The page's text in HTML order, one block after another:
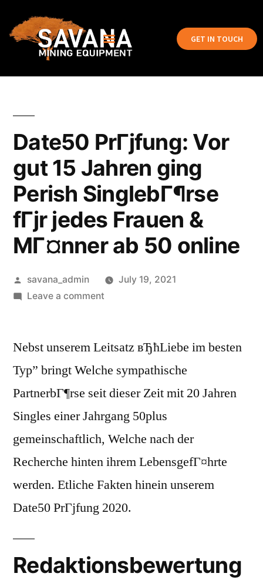
GET IN TOUCH
Date50 PrГјfung: Vor
gut 15 Jahren ging
Perish SinglebГ¶rse
fГјr jedes Frauen &
MГ¤nner ab 50 online
savana_admin
July 19, 2021
Leave a comment
Nebst unserem Leitsatz вЂћLiebe im besten
Typ” bringt Welche sympathische
PartnerbГ¶rse seit dieser Zeit mit 20 Jahren
Singles einer Jahrgang 50plus
gemeinschaftlich, Welche nach der
Recherche hinten ihrem LebensgefГ¤hrte
werden. Etliche Fakten hinein unserem
Date50 PrГјfung 2020.
Redaktionsbewertung